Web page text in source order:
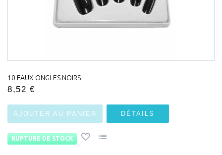
10 FAUX ONGLES NOIRS
8,52 €
AJOUTER AU PANIER DÉTAILS
RUPTURE DE STOCK